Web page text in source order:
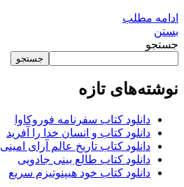
ادامه مطلب
بستن
جستجو
جستجو
نوشته‌های تازه
دانلود کتاب سفرنامه فوروکاوا
دانلود کتاب و انسان خدا را آفرید
دانلود کتاب تاریخ عالم آرای امینی
دانلود کتاب طالع بینی جادویی
دانلود کتاب خود هیپنوتیزم سریع